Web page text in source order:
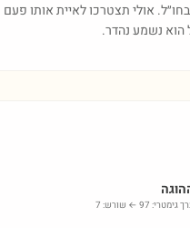
אולי תצטרכו לאיית אותו פעם
נשמע נהדר.
גימטרי: 97 ← שורש: 7